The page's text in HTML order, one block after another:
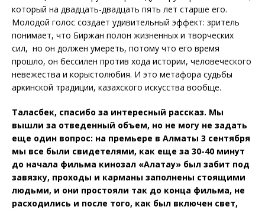
который на двадцать-двадцать пять лет старше его.
Молодой голос создает удивительный эффект: зритель
понимает, что Биржан полон жизненных и творческих
сил, но он должен умереть, потому что его время
прошло, он бессилен против хода истории, человеческого
невежества и корыстолюбия. И это метафора судьбы
аркинской традиции, казахского искусства вообще.
Таласбек, спасибо за интересный рассказ. Мы
вышли за отведенный объем, но не могу не задать
еще один вопрос: на премьере в Алматы 3 сентября
мы все были свидетелями, как еще за 30-40 минут
до начала фильма кинозал «Алатау» был забит под
завязку, проходы и карманы заполнены стоящими
людьми, и они простояли так до конца фильма, не
расходились и после того, как был включен свет,